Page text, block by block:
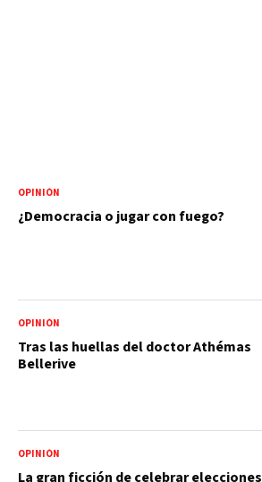
OPINIÓN
¿Democracia o jugar con fuego?
OPINIÓN
Tras las huellas del doctor Athémas
Bellerive
OPINIÓN
La gran ficción de celebrar elecciones